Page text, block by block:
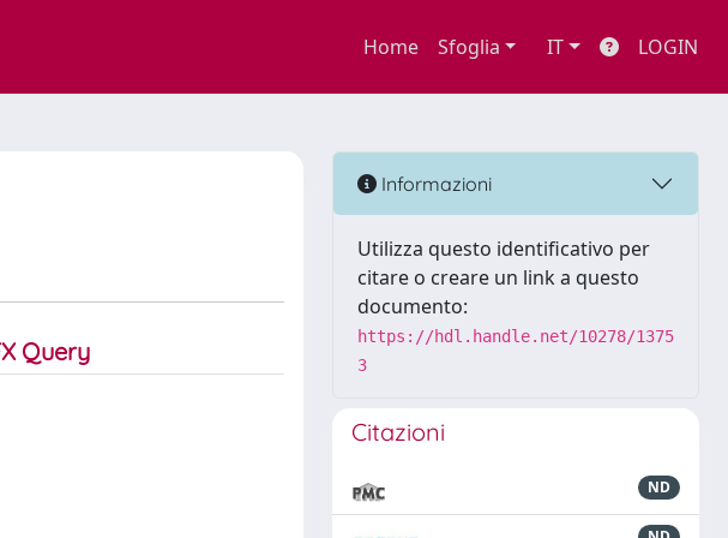
Home Sfoglia IT LOGIN
Informazioni
Utilizza questo identificativo per
citare o creare un link a questo
documento:
https://hdl.handle.net/10278/1375
3
Citazioni
ND